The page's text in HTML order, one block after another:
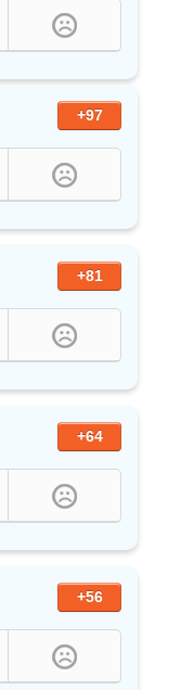
+97
+81
+64
+56